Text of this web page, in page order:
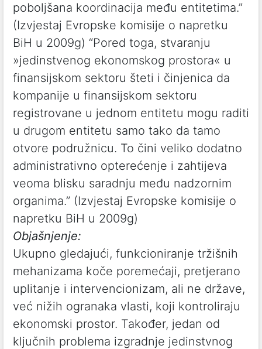
poboljšana koordinacija među entitetima.”
(Izvjestaj Evropske komisije o napretku
BiH u 2009g) “Pored toga, stvaranju
»jedinstvenog ekonomskog prostora« u
finansijskom sektoru šteti i činjenica da
kompanije u finansijskom sektoru
registrovane u jednom entitetu mogu raditi
u drugom entitetu samo tako da tamo
otvore podružnicu. To čini veliko dodatno
administrativno opterećenje i zahtijeva
veoma blisku saradnju među nadzornim
organima.” (Izvjestaj Evropske komisije o
napretku BiH u 2009g)
Objašnjenje:
Ukupno gledajući, funkcioniranje tržišnih
mehanizama koče poremećaji, pretjerano
uplitanje i intervencionizam, ali ne države,
već nižih ogranaka vlasti, koji kontroliraju
ekonomski prostor. Također, jedan od
ključnih problema izgradnje jedinstvnog